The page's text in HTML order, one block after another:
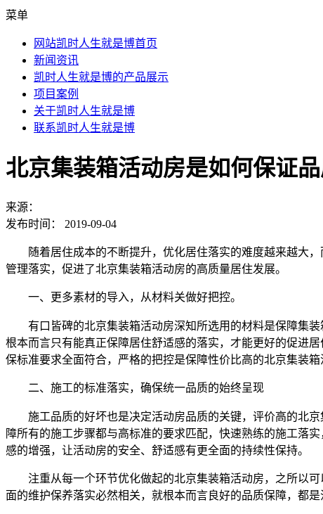
菜单
网站凯时人生就是博首页
新闻资讯
凯时人生就是博的产品展示
项目案例
关于凯时人生就是博
联系凯时人生就是博
北京集装箱活动房是如何保证
来源：
发布时间：
2019-09-04
随着居住成本的不断提升，优化居住落实的难度越来越大
管理落实，促进了北京集装箱活动房的高质量居住发展。
一、更多素材的导入，从材料关做好把控。
有口皆碑的北京集装箱活动房深知所选用的材料是保障集
根本而言只有能真正保障居住舒适感的落实，才能更好的促进
保标准要求全面符合，严格的把控是保障性价比高的北京集装箱
二、施工的标准落实，确保统一品质的始终呈现
施工品质的好坏也是决定活动房品质的关键，评价高的北
障所有的施工步骤都与高标准的要求匹配，快速熟练的施工落
感的增强，让活动房的安全、舒适感有更全面的持续性保持。
注重从每一个环节优化做起的北京集装箱活动房，之所以
面的维护保养落实必然相关，就根本而言良好的品质保障，都